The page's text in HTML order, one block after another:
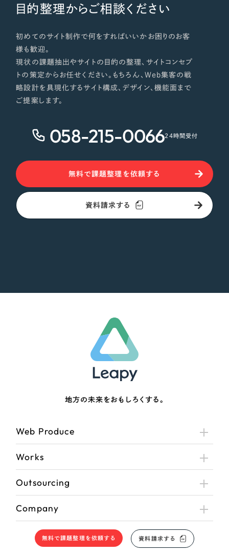
目的整理からご相談ください
初めてのサイト制作で何をすればいいかお困りのお客
様も歓迎。
現状の課題抽出やサイトの目的の整理、サイトコンセプ
トの策定からお任せください。もちろん、Web集客の戦
略設計を具現化するサイト構成、デザイン、機能面まで
ご提案します。
058-215-006624時間受付
無料で課題整理を依頼する
資料請求する
地方の未来をおもしろくする。
Web Produce
Works
Outsourcing
Company
無料で課題整理を依頼する 資料請求する